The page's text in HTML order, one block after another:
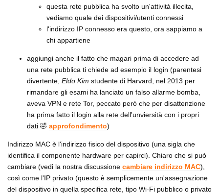
questa rete pubblica ha svolto un'attività illecita,
vediamo quale dei dispositivi/utenti connessi
l'indirizzo IP connesso era questo, ora sappiamo a
chi appartiene
aggiungi anche il fatto che magari prima di accedere ad
una rete pubblica ti chiede ad esempio il login (parentesi
divertente, Eldo Kim studente di Harvard, nel 2013 per
rimandare gli esami ha lanciato un falso allarme bomba,
aveva VPN e rete Tor, peccato però che per disattenzione
ha prima fatto il login alla rete dell'unviersità con i propri
dati 🤣 approfondimento)
Indirizzo MAC è l'indirizzo fisico del dispositivo (una sigla che
identifica il componente hardware per capirci). Chiaro che si può
cambiare (vedi la nostra discussione cambiare indirizzo MAC),
così come l'IP privato (questo è semplicemente un'assegnazione
del dispositivo in quella specifica rete, tipo Wi-Fi pubblico o privato